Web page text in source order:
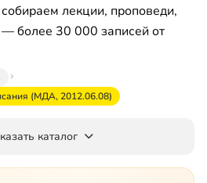
лекции, проповеди,
более 30 000 записей от
(МДА, 2012.06.08)
каталог